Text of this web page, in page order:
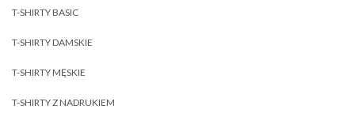
T-SHIRTY BASIC
T-SHIRTY DAMSKIE
T-SHIRTY MĘSKIE
T-SHIRTY Z NADRUKIEM